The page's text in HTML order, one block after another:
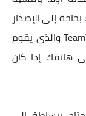
إلى الإصدار
الكامل من تطبيق TeamViewer Remote Control والذي يقوم
هاتفك إذا كان